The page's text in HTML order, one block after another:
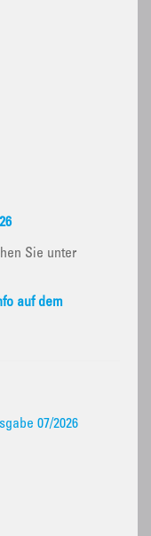
Sie unter
auf dem
07/2026